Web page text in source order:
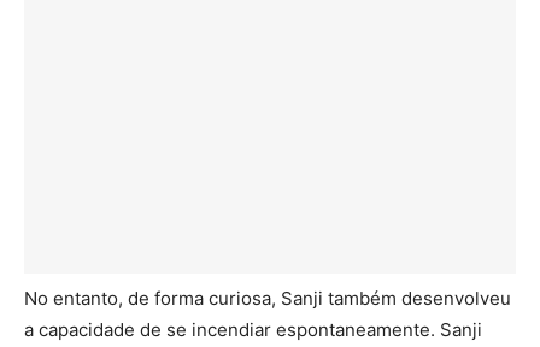
No entanto, de forma curiosa, Sanji também desenvolveu
a capacidade de se incendiar espontaneamente. Sanji